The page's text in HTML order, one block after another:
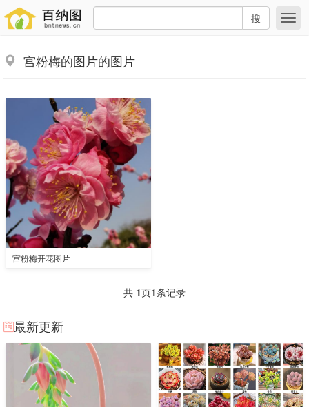
搜
宫粉梅的图片的图片
宫粉梅开花图片
共 1页1条记录
最新更新